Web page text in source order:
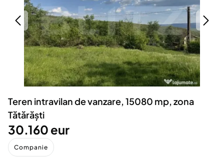
Servicii
Animale de companie
Afaceri și echipamente profesionale
Inchiriere Bunuri si Vehicule
Utilaje agricole si industriale
Piese auto si accesorii
Dacia Duster
Teren intravilan de vanzare, 15080 mp, zona
Tătărăști
30.160 eur
Companie